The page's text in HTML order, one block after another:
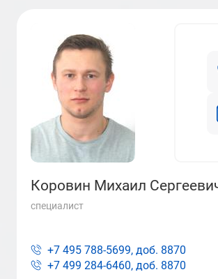
Коровин Михаил
специалист
+7 495 788-5699, доб. 8870
+7 499 284-6460, доб. 8870